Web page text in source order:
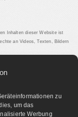
zu
um das
Werbung
Inhalten dieser Website ist
an Videos, Texten, Bildern